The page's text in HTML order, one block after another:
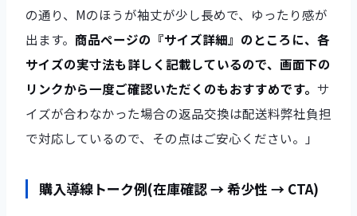
の通り、Mのほうが袖丈が少し長めで、ゆったり感が
出ます。 商品ページの『サイズ詳細』のところに、各
サイズの実寸法も詳しく記載しているので、画面下の
リンクから一度ご確認いただくのもおすすめです。 サ
イズが合わなかった場合の返品交換は配送料弊社負担
で対応しているので、その点はご安心ください。」
購入導線トーク例(在庫確認 → 希少性 → CTA)